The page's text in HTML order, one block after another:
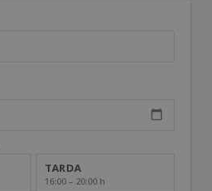
TARDA
16:00 – 20:00 h